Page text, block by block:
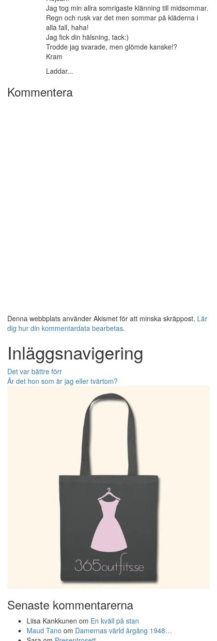
Jag tog min allra somrigaste klänning till midsommar.
Regn och rusk var det men sommar på kläderna i
alla fall, haha!
Jag fick din hälsning, tack:)
Trodde jag svarade, men glömde kanske!?
Kram
Laddar...
Kommentera
Denna webbplats använder Akismet för att minska skräppost. Lär
dig hur din kommentardata bearbetas.
Inläggsnavigering
Det var bättre förr
Är det hon som är jag eller tvärtom?
Senaste kommentarerna
Liisa Kankkunen om En kväll på stan
Maud Tano om Damernas värld årgång 1948…